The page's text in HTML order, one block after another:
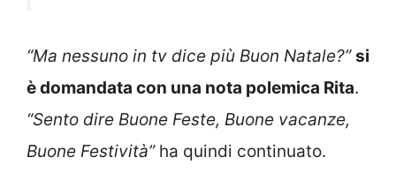
“Ma nessuno in tv dice più Buon Natale?” si
è domandata con una nota polemica Rita.
“Sento dire Buone Feste, Buone vacanze,
Buone Festività”ha quindi continuato.